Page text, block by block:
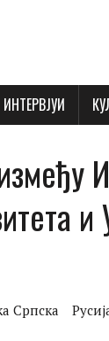
ИНТЕРВJУИ
Српска